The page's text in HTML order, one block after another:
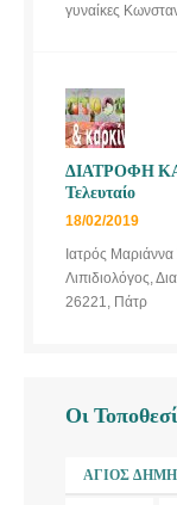
γυναίκες
ΔΙΑΤΡΟΦΗ
Τελευταίο
18/02/2019
Ιατρός
Λιπιδιολόγος,
26221, Πάτρ
Οι
ΆΓΙΟΣ